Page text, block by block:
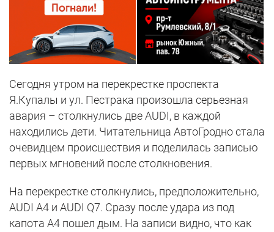
Сегодня утром на перекрестке проспекта
Я.Купалы и ул. Пестрака произошла серьезная
авария – столкнулись две AUDI, в каждой
находились дети. Читательница АвтоГродно стала
очевидцем происшествия и поделилась записью
первых мгновений после столкновения.
На перекрестке столкнулись, предположительно,
AUDI A4 и AUDI Q7. Сразу после удара из под
капота A4 пошел дым. На записи видно, что как